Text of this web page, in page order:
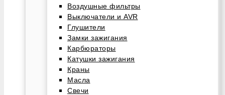
Воздушные фильтры
Выключатели и AVR
Глушители
Замки зажигания
Карбюраторы
Катушки зажигания
Краны
Масла
Свечи